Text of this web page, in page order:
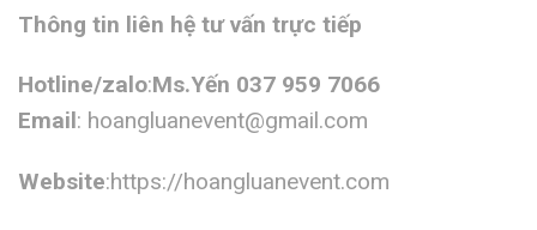
Thông tin liên hệ tư vấn trực tiếp
Hotline/zalo:Ms.Yến 037 959 7066
Email: hoangluanevent@gmail.com
Website:https://hoangluanevent.com